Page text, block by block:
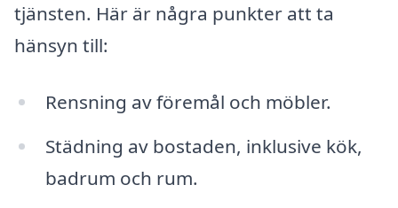
tjänsten. Här är några punkter att ta
hänsyn till:
Rensning av föremål och möbler.
Städning av bostaden, inklusive kök,
badrum och rum.